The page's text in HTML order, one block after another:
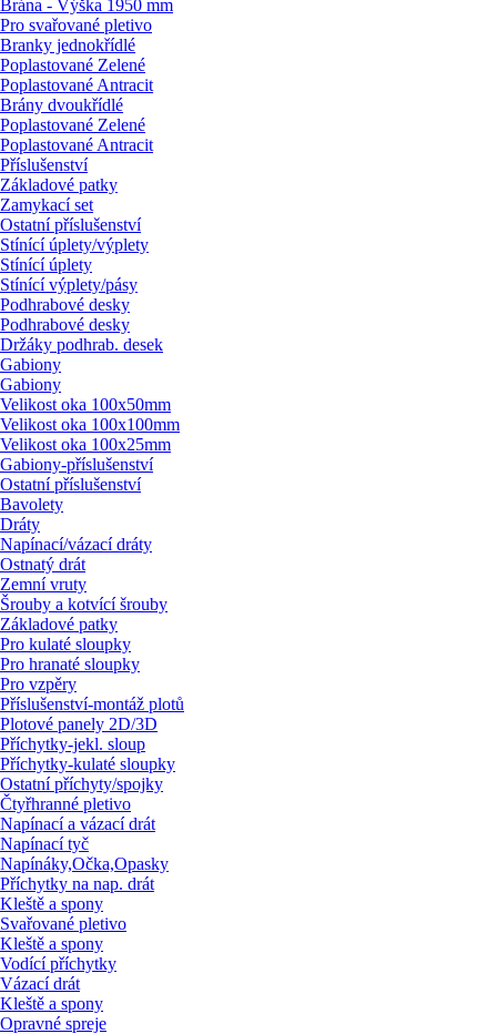
Brána - Výška 1950 mm
Pro svařované pletivo
Branky jednokřídlé
Poplastované Zelené
Poplastované Antracit
Brány dvoukřídlé
Poplastované Zelené
Poplastované Antracit
Příslušenství
Základové patky
Zamykací set
Ostatní příslušenství
Stínící úplety/výplety
Stínící úplety
Stínící výplety/pásy
Podhrabové desky
Podhrabové desky
Držáky podhrab. desek
Gabiony
Gabiony
Velikost oka 100x50mm
Velikost oka 100x100mm
Velikost oka 100x25mm
Gabiony-příslušenství
Ostatní příslušenství
Bavolety
Dráty
Napínací/vázací dráty
Ostnatý drát
Zemní vruty
Šrouby a kotvící šrouby
Základové patky
Pro kulaté sloupky
Pro hranaté sloupky
Pro vzpěry
Příslušenství-montáž plotů
Plotové panely 2D/3D
Příchytky-jekl. sloup
Příchytky-kulaté sloupky
Ostatní příchyty/spojky
Čtyřhranné pletivo
Napínací a vázací drát
Napínací tyč
Napínáky,Očka,Opasky
Příchytky na nap. drát
Kleště a spony
Svařované pletivo
Kleště a spony
Vodící příchytky
Vázací drát
Kleště a spony
Opravné spreje